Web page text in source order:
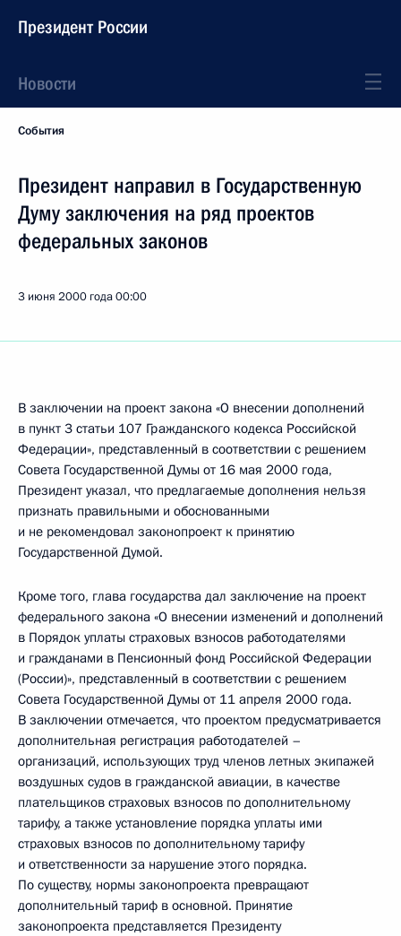
Президент России
Новости
События
Президент направил в Государственную
Думу заключения на ряд проектов
федеральных законов
3 июня 2000 года00:00
В заключении на проект закона «О внесении дополнений
в пункт 3 статьи 107 Гражданского кодекса Российской
Федерации», представленный в соответствии с решением
Совета Государственной Думы от 16 мая 2000 года,
Президент указал, что предлагаемые дополнения нельзя
признать правильными и обоснованными
и не рекомендовал законопроект к принятию
Государственной Думой.
Кроме того, глава государства дал заключение на проект
федерального закона «О внесении изменений и дополнений
в Порядок уплаты страховых взносов работодателями
и гражданами в Пенсионный фонд Российской Федерации
(России)», представленный в соответствии с решением
Совета Государственной Думы от 11 апреля 2000 года.
В заключении отмечается, что проектом предусматривается
дополнительная регистрация работодателей –
организаций, использующих труд членов летных экипажей
воздушных судов в гражданской авиации, в качестве
плательщиков страховых взносов по дополнительному
тарифу, а также установление порядка уплаты ими
страховых взносов по дополнительному тарифу
и ответственности за нарушение этого порядка.
По существу, нормы законопроекта превращают
дополнительный тариф в основной. Принятие
законопроекта представляется Президенту